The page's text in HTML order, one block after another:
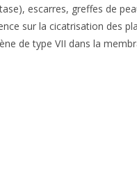
escarres, greffes de
sur la cicatrisation des
de type VII dans la